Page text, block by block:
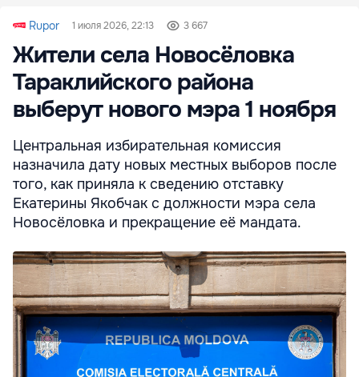
Rupor 1 июля 2026, 22:13 3 667
Жители села Новосёловка
Тараклийского района
выберут нового мэра 1 ноября
Центральная избирательная комиссия
назначила дату новых местных выборов после
того, как приняла к сведению отставку
Екатерины Якобчак с должности мэра села
Новосёловка и прекращение её мандата.